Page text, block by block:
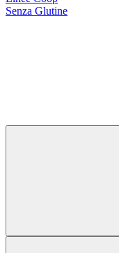
Senza Glutine